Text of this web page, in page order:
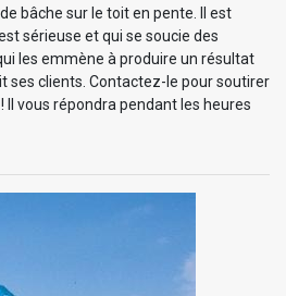
bâche sur le toit en pente. Il est
sérieuse et qui se soucie des
les emmène à produire un résultat
ses clients. Contactez-le pour soutirer
Il vous répondra pendant les heures